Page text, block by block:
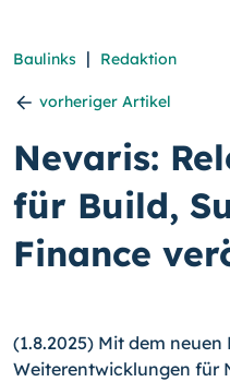
Baulinks | Redaktion
vorheriger Artikel
Nevaris:
für Build,
Finance
(1.8.2025) Mit dem
Weiterentwicklungen für